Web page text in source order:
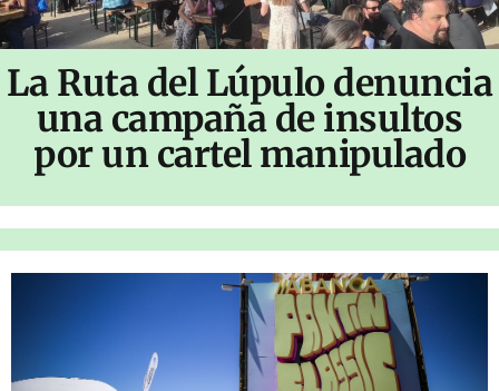
La Ruta del Lúpulo denuncia
una campaña de insultos
por un cartel manipulado